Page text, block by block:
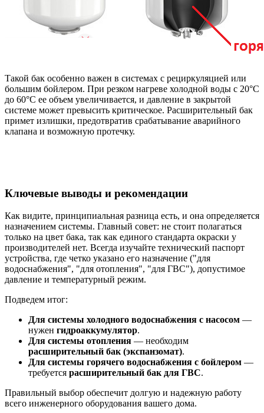
Такой бак особенно важен в системах с рециркуляцией или
большим бойлером. При резком нагреве холодной воды с 20°C
до 60°C ее объем увеличивается, и давление в закрытой
системе может превысить критическое. Расширительный бак
примет излишки, предотвратив срабатывание аварийного
клапана и возможную протечку.
Ключевые выводы и рекомендации
Как видите, принципиальная разница есть, и она определяется
назначением системы. Главный совет: не стоит полагаться
только на цвет бака, так как единого стандарта окраски у
производителей нет. Всегда изучайте технический паспорт
устройства, где четко указано его назначение ("для
водоснабжения", "для отопления", "для ГВС"), допустимое
давление и температурный режим.
Подведем итог:
Для системы холодного водоснабжения с насосом —
нужен гидроаккумулятор.
Для системы отопления — необходим
расширительный бак (экспанзомат).
Для системы горячего водоснабжения с бойлером —
требуется расширительный бак для ГВС.
Правильный выбор обеспечит долгую и надежную работу
всего инженерного оборудования вашего дома.